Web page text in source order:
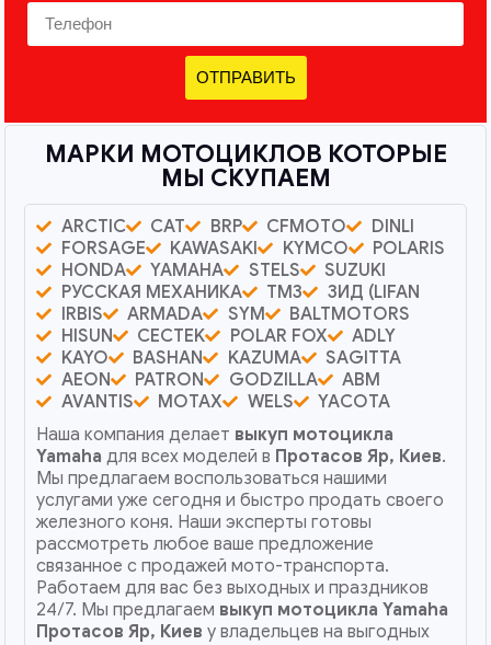
ОТПРАВИТЬ
МАРКИ МОТОЦИКЛОВ КОТОРЫЕ
МЫ СКУПАЕМ
ARCTIC CAT BRP CFMOTO
DINLI
FORSAGE
KAWASAKI KYMCO
POLARIS
HONDA
YAMAHA STELS
SUZUKI
РУССКАЯ МЕХАНИКА
ТМЗ
ЗИД (LIFAN
IRBIS
ARMADA SYM
BALTMOTORS
HISUN
CECTEK POLAR FOX
ADLY
KAYO
BASHAN KAZUMA
SAGITTA
AEON
PATRON GODZILLA
ABM
AVANTIS
MOTAX WELS
YACOTA
Наша компания делает выкуп мотоцикла
Yamaha для всех моделей в Протасов Яр, Киев.
Мы предлагаем воспользоваться нашими
услугами уже сегодня и быстро продать своего
железного коня. Наши эксперты готовы
рассмотреть любое ваше предложение
связанное с продажей мото-транспорта.
Работаем для вас без выходных и праздников
24/7. Мы предлагаем выкуп мотоцикла Yamaha
Протасов Яр, Киеву владельцев на выгодных